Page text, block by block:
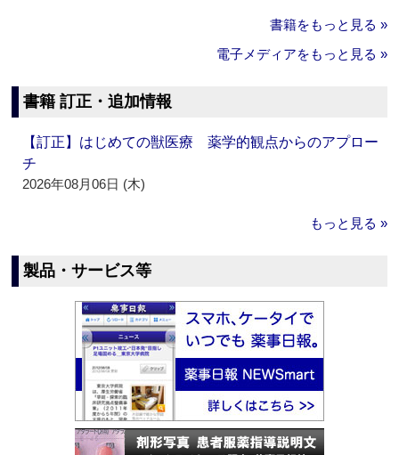
書籍をもっと見る »
電子メディアをもっと見る »
書籍 訂正・追加情報
【訂正】はじめての獣医療 薬学的観点からのアプロー
チ
2026年08月06日 (木)
もっと見る »
製品・サービス等